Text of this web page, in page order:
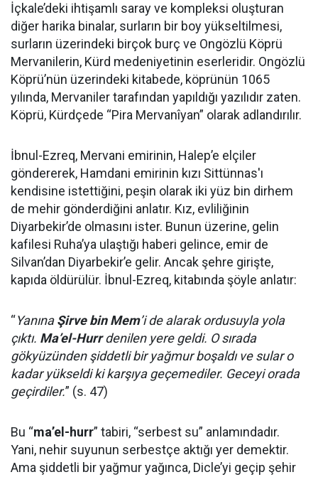
İçkale’deki ihtişamlı saray ve kompleksi oluşturan
diğer harika binalar, surların bir boy yükseltilmesi,
surların üzerindeki birçok burç ve Ongözlü Köprü
Mervanilerin, Kürd medeniyetinin eserleridir. Ongözlü
Köprü’nün üzerindeki kitabede, köprünün 1065
yılında, Mervaniler tarafından yapıldığı yazılıdır zaten.
Köprü, Kürdçede “Pira Mervanîyan” olarak adlandırılır.
İbnul-Ezreq, Mervani emirinin, Halep’e elçiler
göndererek, Hamdani emirinin kızı Sittünnas'ı
kendisine istettiğini, peşin olarak iki yüz bin dirhem
de mehir gönderdiğini anlatır. Kız, evliliğinin
Diyarbekir’de olmasını ister. Bunun üzerine, gelin
kafilesi Ruha’ya ulaştığı haberi gelince, emir de
Silvan’dan Diyarbekir’e gelir. Ancak şehre girişte,
kapıda öldürülür. İbnul-Ezreq, kitabında şöyle anlatır:
“YanınaŞirve bin Mem’i de alarak ordusuyla yola
çıktı. Ma’el-Hurrdenilen yere geldi. O sırada
gökyüzünden şiddetli bir yağmur boşaldı ve sular o
kadar yükseldi ki karşıya geçemediler. Geceyi orada
geçirdiler.” (s. 47)
Bu “ma’el-hurr” tabiri, “serbest su” anlamındadır.
Yani, nehir suyunun serbestçe aktığı yer demektir.
Ama şiddetli bir yağmur yağınca, Dicle’yi geçip şehir